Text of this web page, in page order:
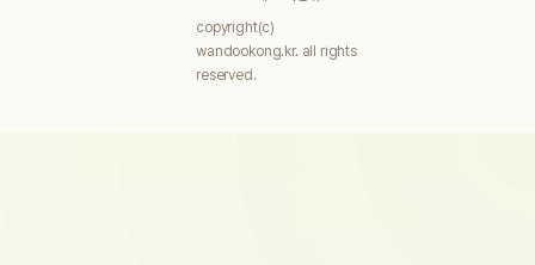
copyright(c)
wandookong.kr. all rights
reserved.